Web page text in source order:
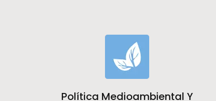
Política Medioambiental Y